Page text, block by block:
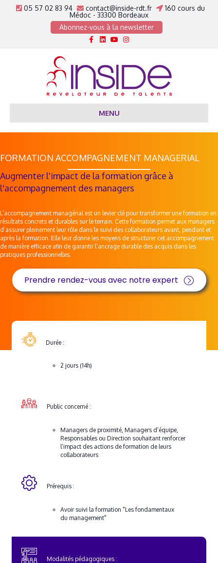
05 57 02 83 94 contact@inside-rdt.fr
160 cours du
Médoc - 33300 Bordeaux
Abonnez-vous à la newsletter
Facebook
LinkedinYoutube
Instagram
MENU
FORMATION ACCOMPAGNEMENT MANAGERIAL
Augmenter l'impact de la formation grâce à
l'accompagnement des managers
L’accompagnement managérial est un levier clé pour transformer une formation en
résultats concrets et durables sur le terrain. Cette formation permet aux managers
d’assurer pleinement leur rôle dans le suivi des collaborateurs avant, pendant et
après la formation. Elle leur donne les moyens de structurer cet accompagnement
de manière efficace afin de garantir l’ancrage durable des acquis dans les
pratiques professionnelles.
Prendre rendez-vous avec notre expert
Durée :
2 jours (14h)
Public concerné :
Managers de proximité, Managers d’équipe,
Responsables ou Direction souhaitant renforcer
l’impact des actions de formation de leurs
collaborateurs
Prérequis :
Avoir suivi la formation "Les fondamentaux
du management"
Modalités pédagogiques :